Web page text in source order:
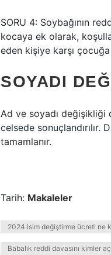
SORU 4: Soybağının
kocaya ek olarak,
eden kişiye karşı çocuğa
SOYADI
Ad ve soyadı değişikliği
celsede
tamamlanır.
Tarih: Makaleler
2024 isim değiştirme ücreti ne
Babalık reddi davasını kimler